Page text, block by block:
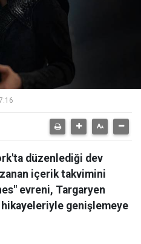
düzenlediği dev
içerik takvimini
evreni, Targaryen
hikayeleriyle genişlemeye